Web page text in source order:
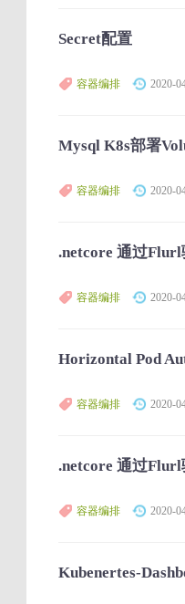
Secret配置
容器编排 2020-
Mysql K8s部署
容器编排 2020-
.netcore 通过
容器编排 2020-
Horizontal Pod
容器编排 2020-
.netcore 通过
容器编排 2020-
Kubenertes-